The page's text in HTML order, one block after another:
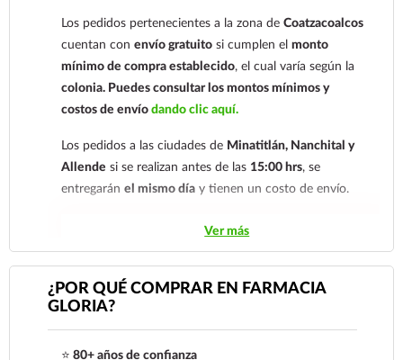
nuestro
921 261 8491
Los pedidos pertenecientes a la zona deCoatzacoalcos
cuentan conenvío gratuito si cumplen elmonto
mínimo de compra establecido, el cual varía según la
colonia. Puedes consultar los montos mínimos y
costos de envíodando clic aquí.
Los pedidos a las ciudades de Minatitlán, Nanchital y
Allende si se realizan antes de las 15:00 hrs, se
entregaránel mismo día y tienen un costo de envío.
Los pedidos de otras localidades se envían mediante
.Sólo hacemos envíos en el territorio
nacional.
Ver más
¿POR QUÉ COMPRAR EN FARMACIA
GLORIA?
⭐ 80+ años de confianza